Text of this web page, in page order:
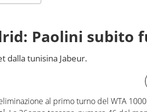
Paolini subito
dalla tunisina Jabeur.
al primo turno del WTA